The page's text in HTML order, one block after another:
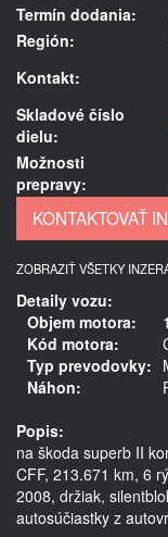
Termín dodania:
Región:
Kontakt:
Skladové číslo
dielu:
Možnosti
prepravy:
ZOBRAZIŤ VŠETKY
Detaily vozu:
Objem motora:
Kód motora:
Typ prevodovky:
Náhon:
Popis:
na škoda superb II
CFF, 213.671 km, 6
2008, držiak,